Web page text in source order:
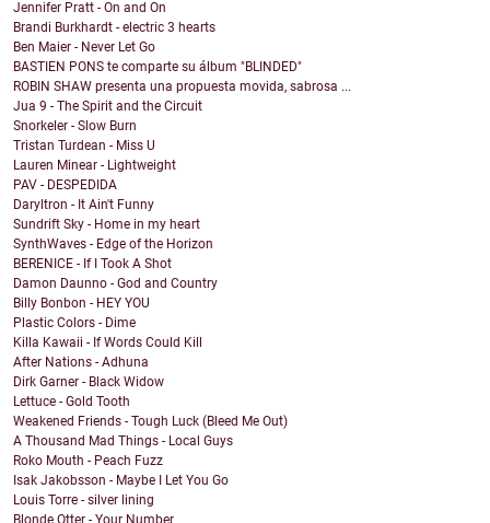
Jennifer Pratt - On and On
Brandi Burkhardt - electric 3 hearts
Ben Maier - Never Let Go
BASTIEN PONS te comparte su álbum "BLINDED"
ROBIN SHAW presenta una propuesta movida, sabrosa ...
Jua 9 - The Spirit and the Circuit
Snorkeler - Slow Burn
Tristan Turdean - Miss U
Lauren Minear - Lightweight
PAV - DESPEDIDA
Daryltron - It Ain't Funny
Sundrift Sky - Home in my heart
SynthWaves - Edge of the Horizon
BERENICE - If I Took A Shot
Damon Daunno - God and Country
Billy Bonbon - HEY YOU
Plastic Colors - Dime
Killa Kawaii - If Words Could Kill
After Nations - Adhuna
Dirk Garner - Black Widow
Lettuce - Gold Tooth
Weakened Friends - Tough Luck (Bleed Me Out)
A Thousand Mad Things - Local Guys
Roko Mouth - Peach Fuzz
Isak Jakobsson - Maybe I Let You Go
Louis Torre - silver lining
Blonde Otter - Your Number